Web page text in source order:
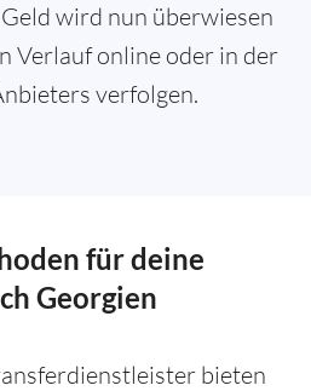
Geld wird nun überwiesen
Verlauf online oder in der
verfolgen.
für deine
Georgien
bieten